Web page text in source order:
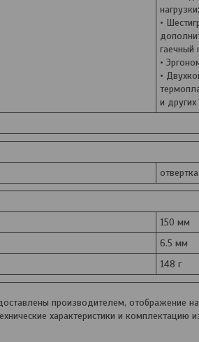
нагрузки;
•
гаечный
•
•
и других
отвертка
150 мм
6.5 мм
148 г
производителем, отображение
характеристики и